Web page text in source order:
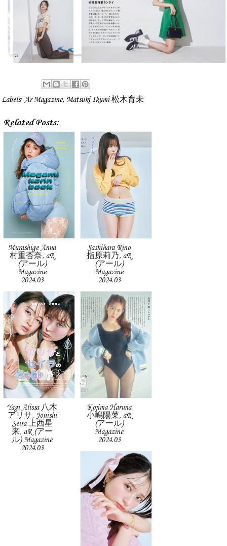
Labels: Ar Magazine, Matsuki Ikumi 松木育未
Related Posts:
Murashige Anna
村重杏奈, aR
(アール)
Magazine
2024.03
Sashihara Rino
指原莉乃, aR
(アール)
Magazine
2024.03
Yagi Alissa 八木
アリサ, Jonishi
Seira 上西星
来, aR (アー
ル) Magazine
2024.03
Kojima Haruna
小嶋陽菜, aR
(アール)
Magazine
2024.03